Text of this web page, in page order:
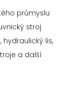
průmyslu
stroj
lis,
a další